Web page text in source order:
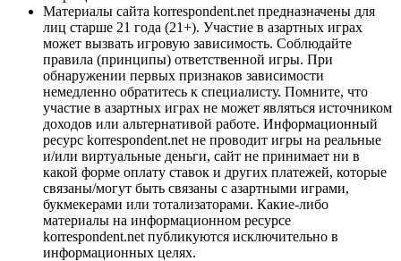
Материалы сайта korrespondent.net предназначены для
лиц старше 21 года (21+). Участие в азартных играх
может вызвать игровую зависимость. Соблюдайте
правила (принципы) ответственной игры. При
обнаружении первых признаков зависимости
немедленно обратитесь к специалисту. Помните, что
участие в азартных играх не может являться источником
доходов или альтернативой работе. Информационный
ресурс korrespondent.net не проводит игры на реальные
и/или виртуальные деньги, сайт не принимает ни в
какой форме оплату ставок и других платежей, которые
связаны/могут быть связаны с азартными играми,
букмекерами или тотализаторами. Какие-либо
материалы на информационном ресурсе
korrespondent.net публикуются исключительно в
информационных целях.